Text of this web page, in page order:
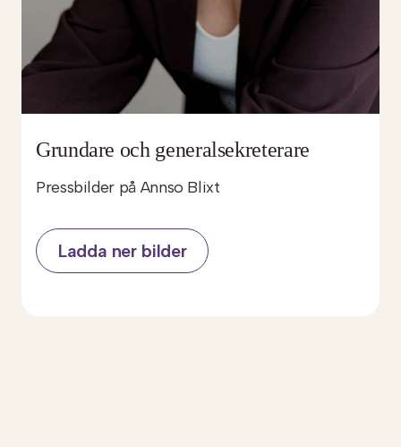
Grundare och generalsekreterare
Pressbilder på Annso Blixt
Ladda ner bilder